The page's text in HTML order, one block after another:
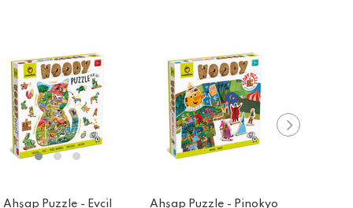
Ahşap Puzzle - Evcil
Ahşap Puzzle - Pinokyo